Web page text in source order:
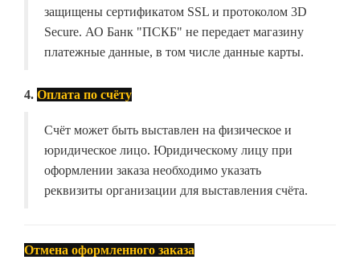
защищены сертификатом SSL и протоколом 3D
Secure. АО Банк "ПСКБ" не передает магазину
платежные данные, в том числе данные карты.
4. Оплата по счёту
Счёт может быть выставлен на физическое и
юридическое лицо. Юридическому лицу при
оформлении заказа необходимо указать
реквизиты организации для выставления счёта.
Отмена оформленного заказа